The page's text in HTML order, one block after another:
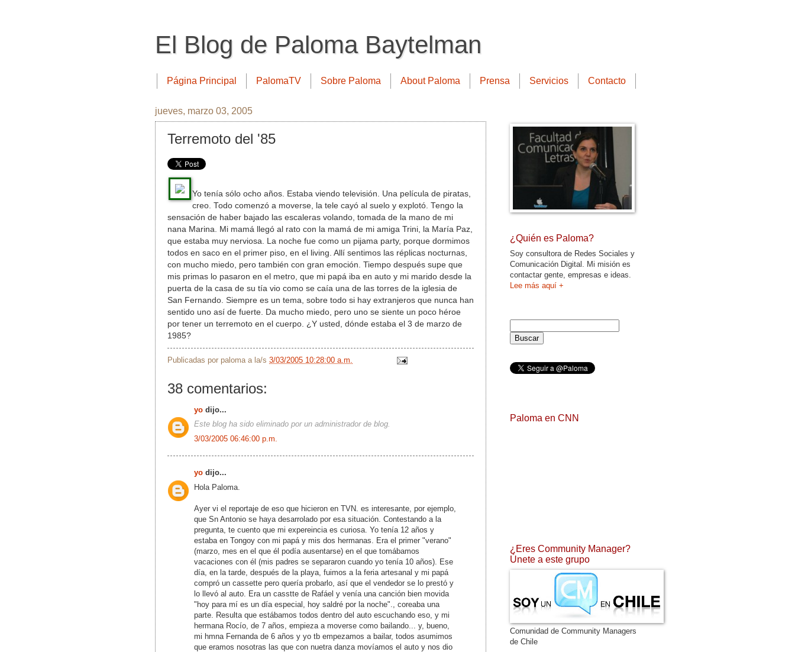
El Blog de Paloma Baytelman
Página Principal PalomaTV Sobre Paloma About Paloma Prensa Servicios Contacto
jueves, marzo 03, 2005
Terremoto del '85
Yo tenía sólo ocho años. Estaba viendo televisión. Una película de piratas,
creo. Todo comenzó a moverse, la tele cayó al suelo y explotó. Tengo la
sensación de haber bajado las escaleras volando, tomada de la mano de mi
nana Marina. Mi mamá llegó al rato con la mamá de mi amiga Trini, la María Paz,
que estaba muy nerviosa. La noche fue como un pijama party, porque dormimos
todos en saco en el primer piso, en el living. Allí sentimos las réplicas nocturnas,
con mucho miedo, pero también con gran emoción. Tiempo después supe que
mis primas lo pasaron en el metro, que mi papá iba en auto y mi marido desde la
puerta de la casa de su tía vio como se caía una de las torres de la iglesia de
San Fernando. Siempre es un tema, sobre todo si hay extranjeros que nunca han
sentido uno así de fuerte. Da mucho miedo, pero uno se siente un poco héroe
por tener un terremoto en el cuerpo. ¿Y usted, dónde estaba el 3 de marzo de
1985?
Publicadas por paloma a la/s 3/03/2005 10:28:00 a.m.
38 comentarios:
yo dijo...
Este blog ha sido eliminado por un administrador de blog.
3/03/2005 06:46:00 p.m.
yo dijo...
Hola Paloma.
Ayer vi el reportaje de eso que hicieron en TVN. es interesante, por ejemplo,
que Sn Antonio se haya desarrolado por esa situación. Contestando a la
pregunta, te cuento que mi expereincia es curiosa. Yo tenía 12 años y
estaba en Tongoy con mi papá y mis dos hermanas. Era el primer "verano"
(marzo, mes en el que él podía ausentarse) en el que tomábamos
vacaciones con él (mis padres se separaron cuando yo tenía 10 años). Ese
día, en la tarde, después de la playa, fuimos a la feria artesanal y mi papá
compró un cassette pero quería probarlo, así que el vendedor se lo prestó y
lo llevó al auto. Era un casstte de Rafáel y venía una canción bien movida
"hoy para mí es un día especial, hoy saldré por la noche"., coreaba una
parte. Resulta que estábamos todos dentro del auto escuchando eso, y mi
hermana Rocío, de 7 años, empieza a moverse como bailando... y, bueno,
mi hmna Fernanda de 6 años y yo tb empezamos a bailar, todos asumimos
que eramos nosotras las que con nuetra danza movíamos el auto y nos dio
¿Quién es Paloma?
Soy consultora de Redes Sociales y
Comunicación Digital. Mi misión es
contactar gente, empresas e ideas.
Lee más aquí +
Paloma en CNN
¿Eres Community Manager?
Únete a este grupo
Comunidad de Community Managers
de Chile